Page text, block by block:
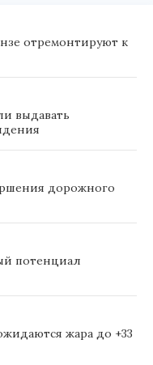
отремонтируют к
выдавать
дорожного
потенциал
жара до +33